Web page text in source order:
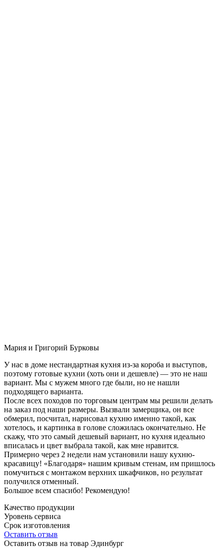
Мария и Григорий Бурковы
У нас в доме нестандартная кухня из-за короба и выступов,
поэтому готовые кухни (хоть они и дешевле) — это не наш
вариант. Мы с мужем много где были, но не нашли
подходящего варианта.
После всех походов по торговым центрам мы решили делать
на заказ под наши размеры. Вызвали замерщика, он все
обмерил, посчитал, нарисовал кухню именно такой, как
хотелось, и картинка в голове сложилась окончательно. Не
скажу, что это самый дешевый вариант, но кухня идеально
вписалась и цвет выбрала такой, как мне нравится.
Примерно через 2 недели нам установили нашу кухню-
красавицу! «Благодаря» нашим кривым стенам, им пришлось
помучиться с монтажом верхних шкафчиков, но результат
получился отменный.
Большое всем спасибо! Рекомендую!
Качество продукции
Уровень сервиса
Срок изготовления
Оставить отзыв
Оставить отзыв на товар Эдинбург